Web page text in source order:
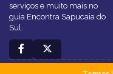
serviços e muito mais no
guia Encontra Sapucaia do
Sul.